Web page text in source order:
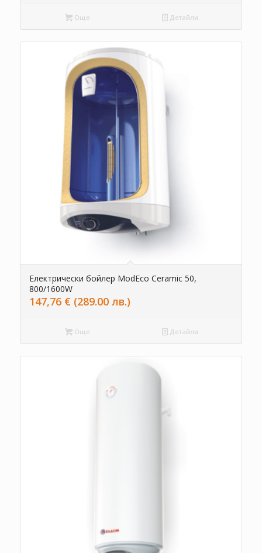
Още Детайли
Електрически бойлер ModEco Ceramic 50,
800/1600W
147,76 € (289.00 лв.)
Още Детайли